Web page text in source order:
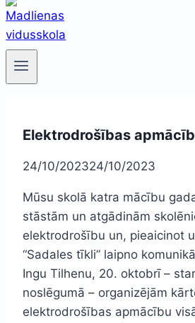
Elektrodrošības
24/10/202324/10/2023
Mūsu skolā katra mācību
stāstām un atgādinām
elektrodrošību un, pieaicinot
“Sadales tīkli” laipno
Ingu Tilhenu, 20. oktobrī –
noslēgumā – organizējām
elektrodrošības apmācību